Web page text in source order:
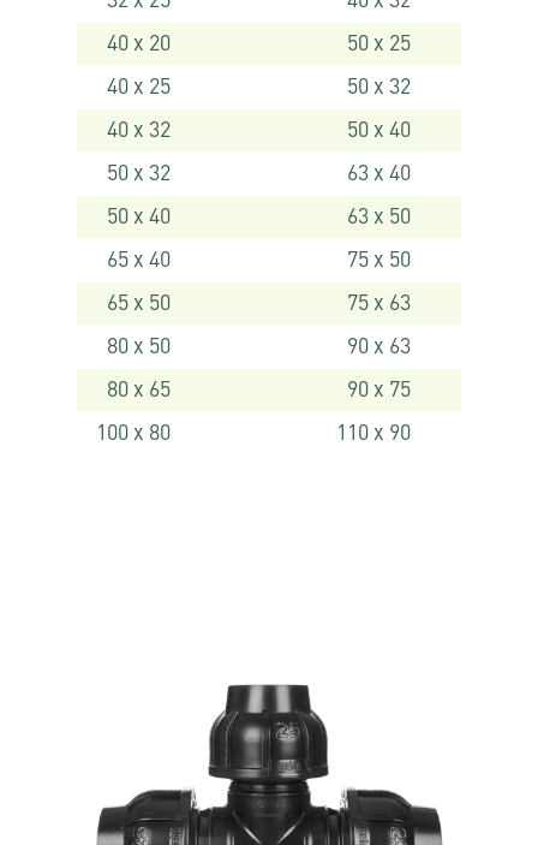
40 x 20
50 x 25
40 x 25
50 x 32
40 x 32
50 x 40
50 x 32
63 x 40
50 x 40
63 x 50
65 x 40
75 x 50
65 x 50
75 x 63
80 x 50
90 x 63
80 x 65
90 x 75
100 x 80
110 x 90